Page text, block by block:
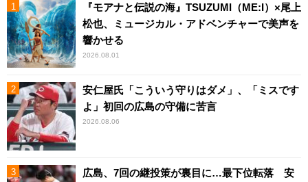
『モアナと伝説の海』TSUZUMI（ME:I）×尾上
松也、ミュージカル・アドベンチャーで美声を
響かせる
2026.08.01
安仁屋氏「こういう守りはダメ」、「ミスです
よ」初回の広島の守備に苦言
2026.08.06
広島、7回の継投策が裏目に…最下位転落 安